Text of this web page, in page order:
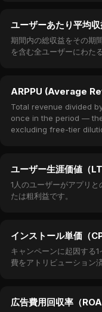
ユーザーあたり平均収
期間内の総収益をその期
を含む全ユーザーにわた
ARPPU (Average
Total revenue divided
once in the period —
excluding free-tier
ユーザー生涯価値（
1人のユーザーがアプリ
たは粗利益です。
インストール単価（
キャンペーンに起因する
費をアトリビューション
広告費用回収率（